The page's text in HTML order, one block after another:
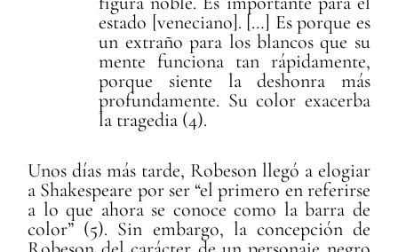
estado [veneciano]. […] Es porque es
un extraño para los blancos que su
mente funciona tan rápidamente,
porque siente la deshonra más
profundamente. Su color exacerba
la tragedia (4).
Unos días más tarde, Robeson llegó a elogiar
a Shakespeare por ser “el primero en referirse
a lo que ahora se conoce como la barra de
color” (5). Sin embargo, la concepción de